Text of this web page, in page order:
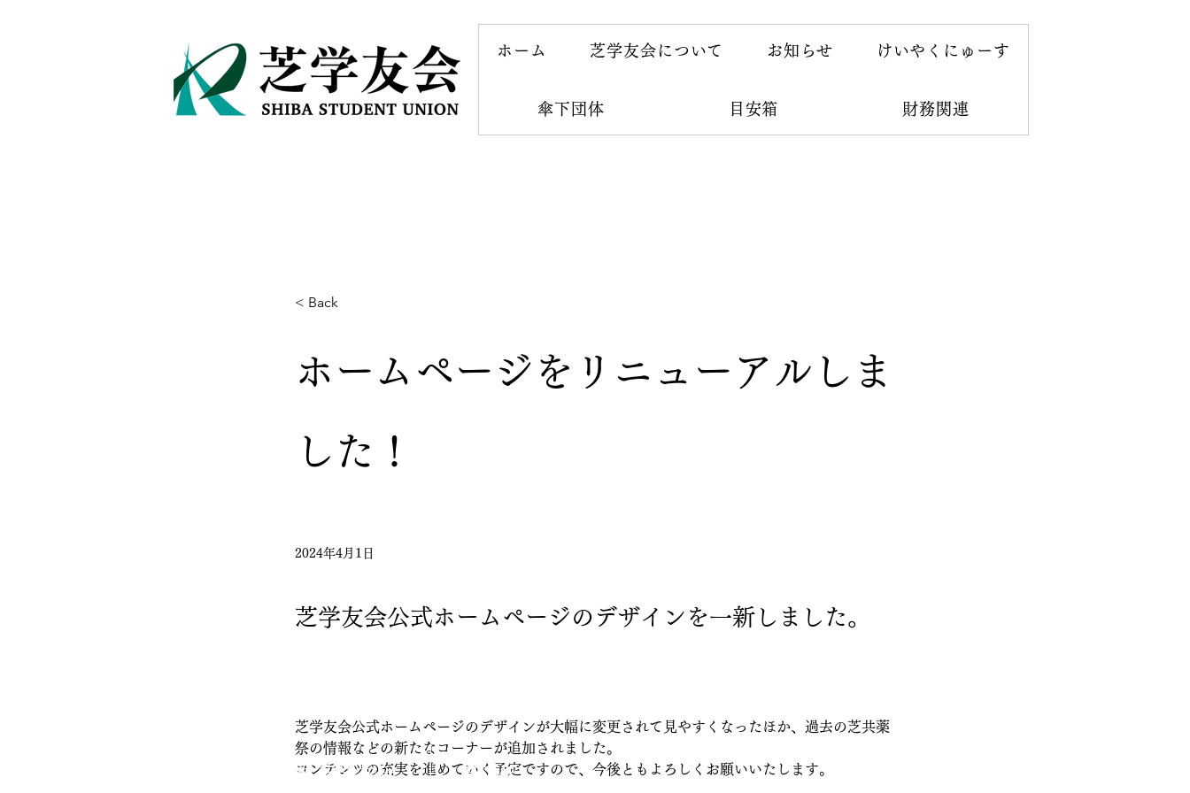
ホーム 芝学友会について お知らせ けいやくにゅーす
傘下団体 目安箱 財務関連
< Back
ホームページをリニューアルしま
した！
2024年4月1日
芝学友会公式ホームページのデザインを一新しました。
芝学友会公式ホームページのデザインが大幅に変更されて見やすくなったほか、過去の芝共薬
祭の情報などの新たなコーナーが追加されました。
コンテンツの充実を進めていく予定ですので、今後ともよろしくお願いいたします。
慶應義塾大学 芝学友会 ​HOME